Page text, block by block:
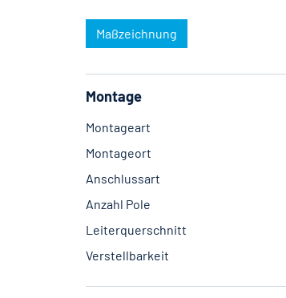
Maßzeichnung
Montage
Montageart
Montageort
Anschlussart
Anzahl Pole
Leiterquerschnitt
Verstellbarkeit